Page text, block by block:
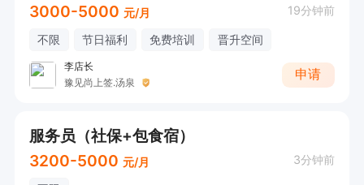
3000-5000 元/月 19分钟前
不限 节日福利 免费培训 晋升空间
李店长
豫见尚上签.汤泉
申请
服务员（社保+包食宿）
3200-5000 元/月 3分钟前